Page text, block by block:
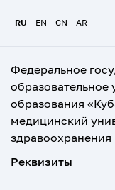
RU EN CN AR
Федеральное
образования
медицинский
Реквизиты